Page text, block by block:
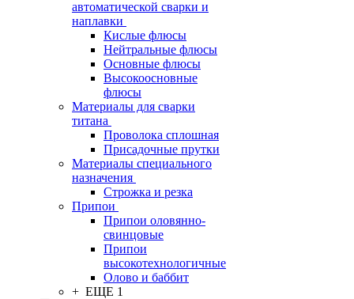
автоматической сварки и
наплавки
Кислые флюсы
Нейтральные флюсы
Основные флюсы
Высокоосновные
флюсы
Материалы для сварки
титана
Проволока сплошная
Присадочные прутки
Материалы специального
назначения
Строжка и резка
Припои
Припои оловянно-
свинцовые
Припои
высокотехнологичные
Олово и баббит
+ ЕЩЕ 1